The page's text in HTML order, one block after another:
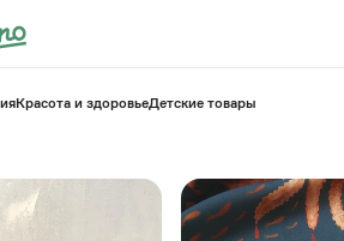
Красота и здоровье⁠Детские товары